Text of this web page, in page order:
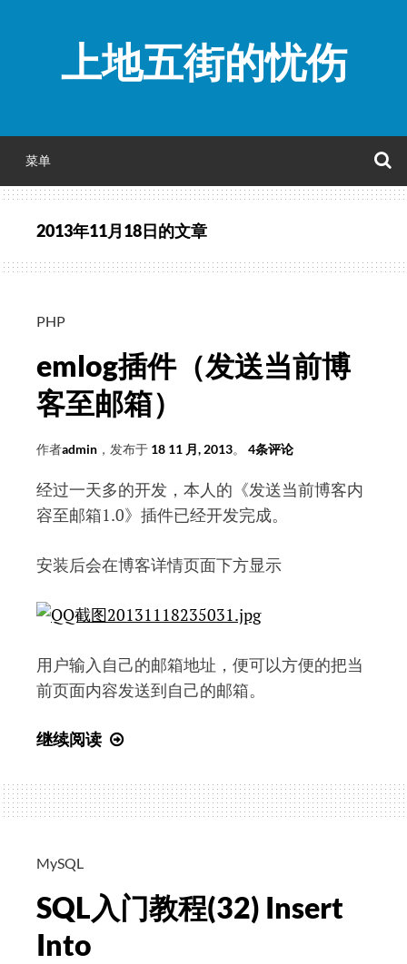
上地五街的忧伤
菜单
2013年11月18日的文章
PHP
emlog插件（发送当前博
客至邮箱）
作者admin ，发布于 18 11 月, 2013。 4条评论
经过一天多的开发，本人的《发送当前博客内
容至邮箱1.0》插件已经开发完成。
安装后会在博客详情页面下方显示
用户输入自己的邮箱地址，便可以方便的把当
前页面内容发送到自己的邮箱。
继续阅读
件
（发
MySQL
SQL入门教程(32) Insert
Into